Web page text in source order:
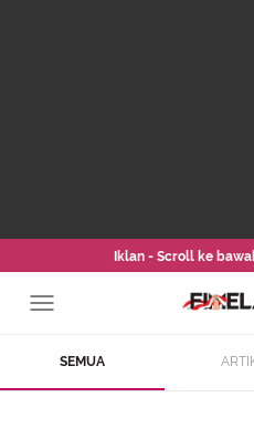
Iklan - Scroll ke
SEMUA